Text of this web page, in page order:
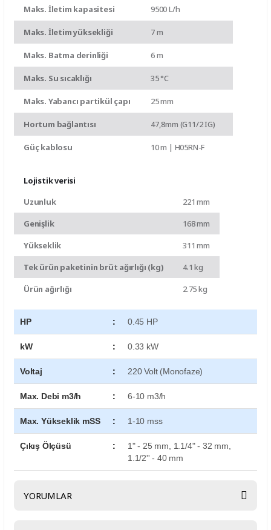
Maks. İletim kapasitesi 9500 L/h
Maks. İletim yüksekliği 7 m
Maks. Batma derinliği 6 m
Maks. Su sıcaklığı 35 °C
Maks. Yabancı partikül çapı 25 mm
Hortum bağlantısı 47,8mm (G11/2 IG)
Güç kablosu 10 m | H05RN-F
Lojistik verisi
Uzunluk
221 mm
Genişlik
168 mm
Yükseklik
311 mm
Tek ürün paketinin brüt ağırlığı (kg)
4.1 kg
Ürün ağırlığı
2.75 kg
HP : 0.45 HP
kW : 0.33 kW
Voltaj : 220 Volt (Monofaze)
Max. Debi m3/h : 6-10 m3/h
Max. Yükseklik mSS : 1-10 mss
Çıkış Ölçüsü :
1" - 25 mm, 1.1/4" - 32 mm,
1.1/2'' - 40 mm
YORUMLAR